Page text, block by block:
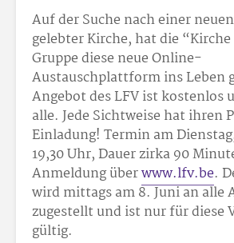
Auf der Suche nach einer
gelebter Kirche, hat die
Gruppe diese neue Online-
Austauschplattform ins Leben
Angebot des LFV ist kostenlos
alle. Jede Sichtweise hat ihren
Einladung! Termin am
19,30 Uhr, Dauer zirka 90
Anmeldung überwww.lfv.be.
wird mittags am 8. Juni an alle
zugestellt und ist nur für diese
gültig.